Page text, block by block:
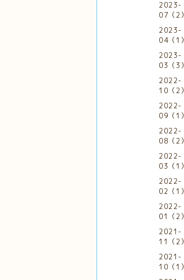
2023-
07（2）
2023-
04（1）
2023-
03（3）
2022-
10（2）
2022-
09（1）
2022-
08（2）
2022-
03（1）
2022-
02（1）
2022-
01（2）
2021-
11（2）
2021-
10（1）